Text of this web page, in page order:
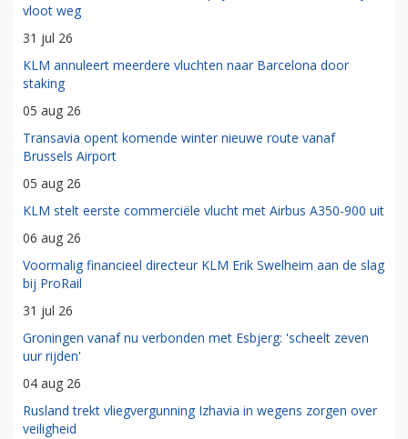
vloot weg
31 jul 26
KLM annuleert meerdere vluchten naar Barcelona door
staking
05 aug 26
Transavia opent komende winter nieuwe route vanaf
Brussels Airport
05 aug 26
KLM stelt eerste commerciële vlucht met Airbus A350-900 uit
06 aug 26
Voormalig financieel directeur KLM Erik Swelheim aan de slag
bij ProRail
31 jul 26
Groningen vanaf nu verbonden met Esbjerg: 'scheelt zeven
uur rijden'
04 aug 26
Rusland trekt vliegvergunning Izhavia in wegens zorgen over
veiligheid